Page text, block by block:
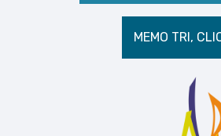
MEMO TRI,